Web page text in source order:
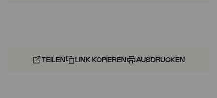
TEILEN LINK KOPIEREN AUSDRUCKEN